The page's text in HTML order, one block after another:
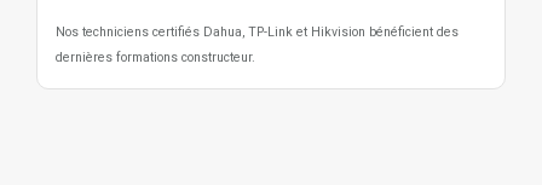
Nos techniciens certifiés Dahua, TP-Link et Hikvision bénéficient des
dernières formations constructeur.